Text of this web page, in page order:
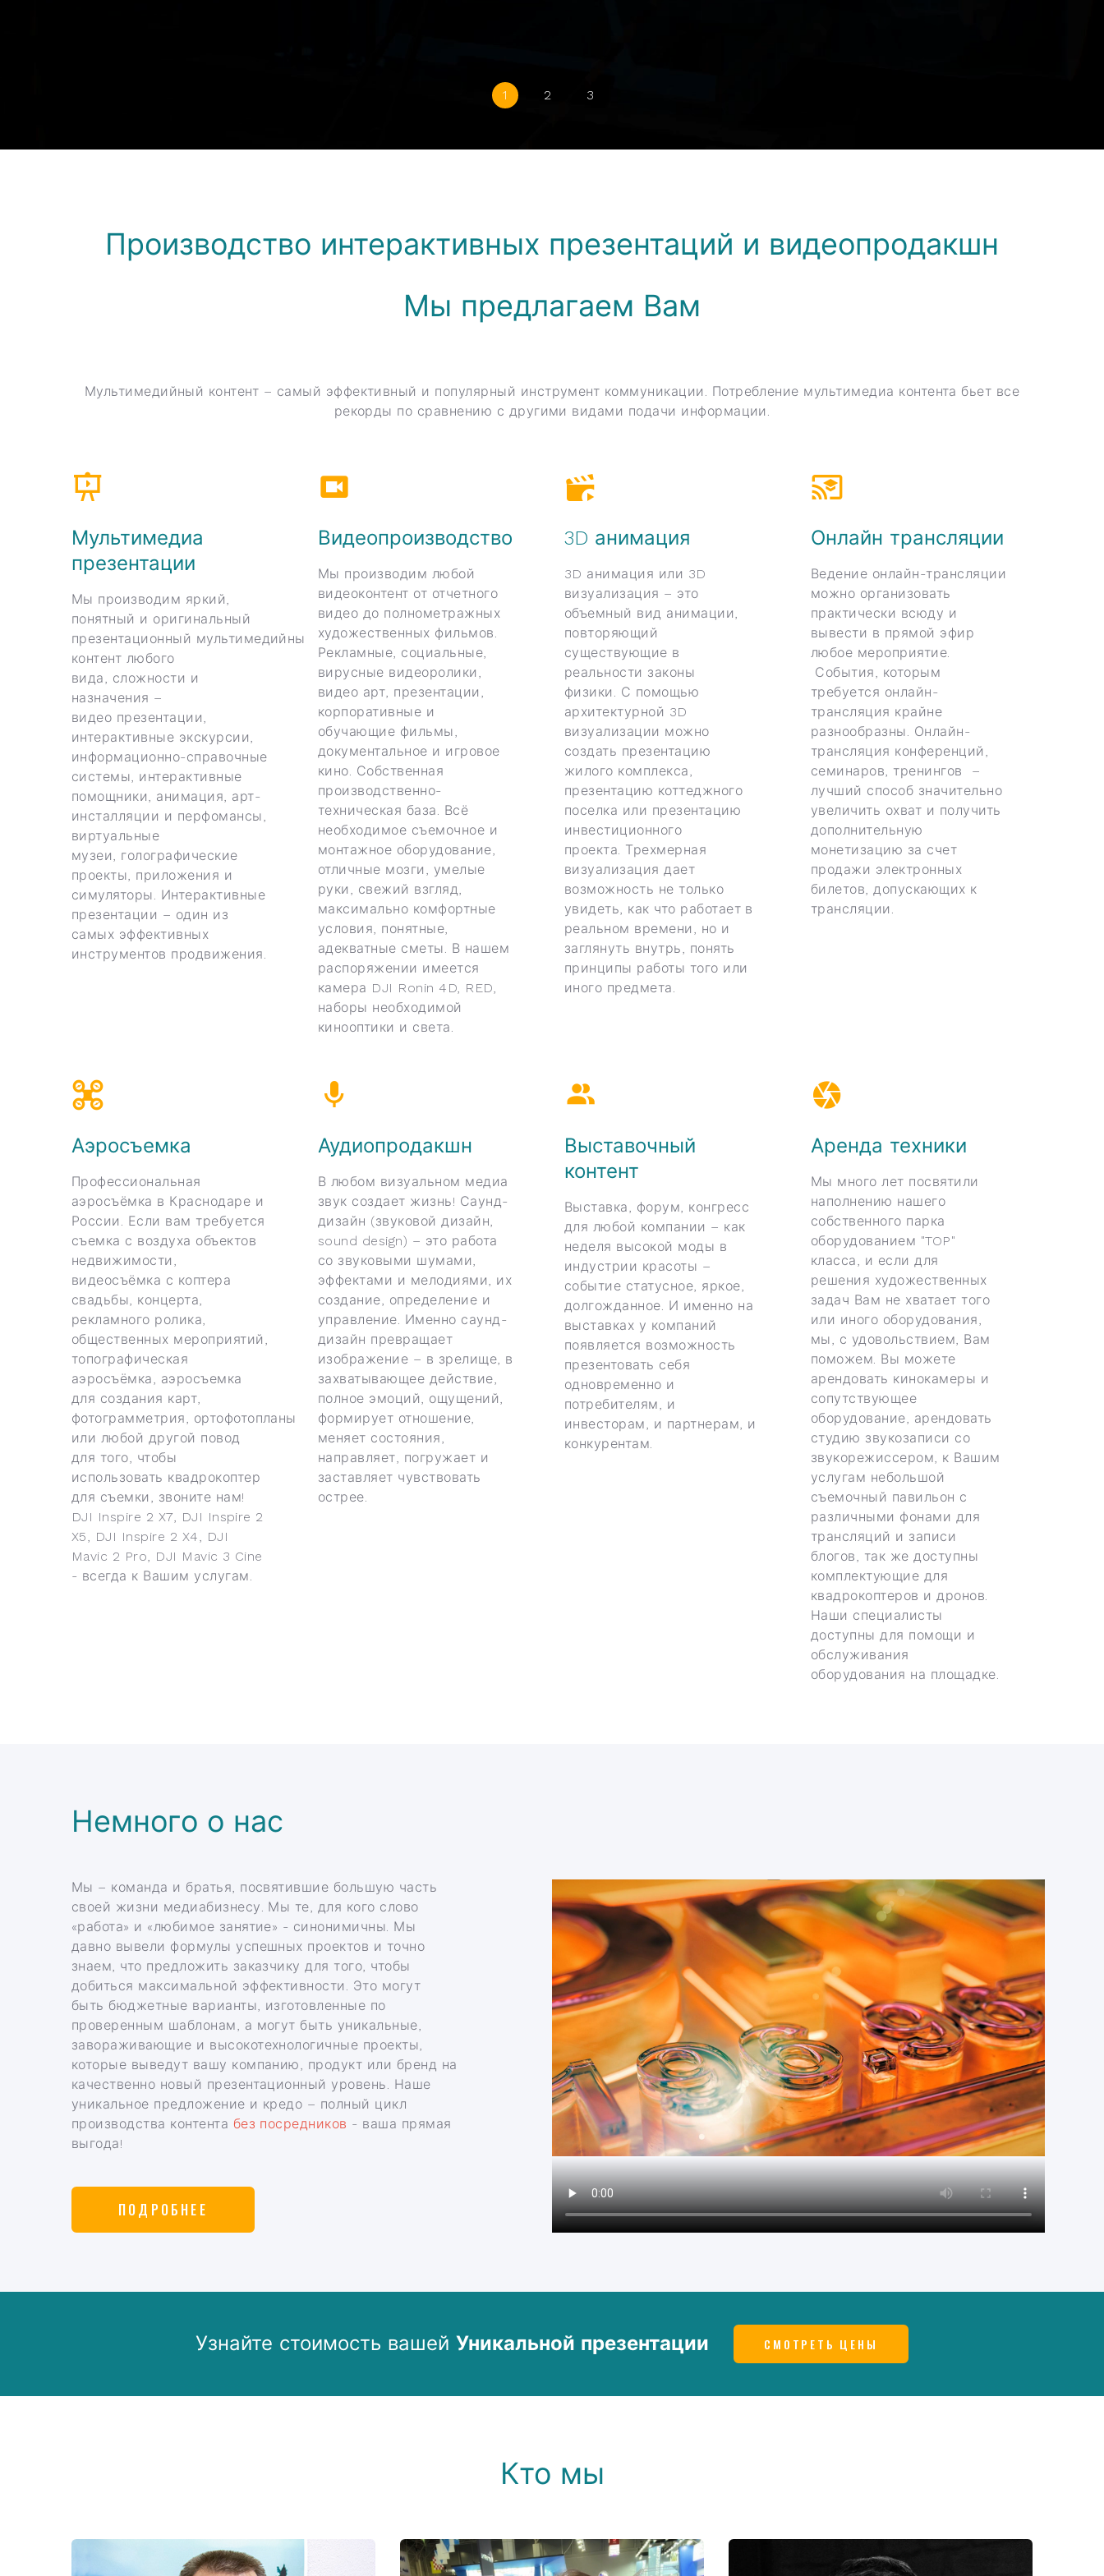
ПРЕЗЕНТАЦИИ
1 2 3
Производство интерактивных презентаций и видеопродакшн
Мы предлагаем Вам
Мультимедийный контент – самый эффективный и популярный инструмент коммуникации. Потребление мультимедиа контента бьет все
рекорды по сравнению с другими видами подачи информации.
Мультимедиа
презентации
Мы производим яркий,
понятный и оригинальный
презентационный мультимедийный
контент любого
вида, сложности и
назначения –
видео презентации,
интерактивные экскурсии,
информационно-справочные
системы, интерактивные
помощники, анимация, арт-
инсталляции и перфомансы,
виртуальные
музеи, голографические
проекты, приложения и
симуляторы. Интерактивные
презентации – один из
самых эффективных
инструментов продвижения.
Видеопроизводство
Мы производим любой
видеоконтент от отчетного
видео до полнометражных
художественных фильмов.
Рекламные, социальные,
вирусные видеоролики,
видео арт, презентации,
корпоративные и
обучающие фильмы,
документальное и игровое
кино. Собственная
производственно-
техническая база. Всё
необходимое съемочное и
монтажное оборудование,
отличные мозги, умелые
руки, свежий взгляд,
максимально комфортные
условия, понятные,
адекватные сметы. В нашем
распоряжении имеется
камера DJI Ronin 4D, RED,
наборы необходимой
кинооптики и света.
3D анимация
3D анимация или 3D
визуализация – это
объемный вид анимации,
повторяющий
существующие в
реальности законы
физики. С помощью
архитектурной 3D
визуализации можно
создать презентацию
жилого комплекса,
презентацию коттеджного
поселка или презентацию
инвестиционного
проекта. Трехмерная
визуализация дает
возможность не только
увидеть, как что работает в
реальном времени, но и
заглянуть внутрь, понять
принципы работы того или
иного предмета.
Онлайн трансляции
Ведение онлайн-трансляции
можно организовать
практически всюду и
вывести в прямой эфир
любое мероприятие.
События, которым
требуется онлайн-
трансляция крайне
разнообразны. Онлайн-
трансляция конференций,
семинаров, тренингов –
лучший способ значительно
увеличить охват и получить
дополнительную
монетизацию за счет
продажи электронных
билетов, допускающих к
трансляции.
Аэросъемка
Профессиональная
аэросъёмка в Краснодаре и
России. Если вам требуется
съемка с воздуха объектов
недвижимости,
видеосъёмка с коптера
свадьбы, концерта,
рекламного ролика,
общественных мероприятий,
топографическая
аэросъёмка, аэросъемка
для создания карт, ​​​​​​
фотограмметрия, ортофотопланы
или любой другой повод
для того, чтобы
использовать квадрокоптер
для съемки, звоните нам!
DJI Inspire 2 X7, DJI Inspire 2
X5, DJI Inspire 2 X4, DJI
Mavic 2 Pro, DJI Mavic 3 Cine
- всегда к Вашим услугам.
Аудиопродакшн
В любом визуальном медиа
звук создает жизнь! Саунд-
дизайн (звуковой дизайн,
sound design) – это работа
со звуковыми шумами,
эффектами и мелодиями, их
создание, определение и
управление. Именно саунд-
дизайн превращает
изображение – в зрелище, в
захватывающее действие,
полное эмоций, ощущений,
формирует отношение,
меняет состояния,
направляет, погружает и
заставляет чувствовать
острее.
Выставочный
контент
Выставка, форум, конгресс
для любой компании – как
неделя высокой моды в
индустрии красоты –
событие статусное, яркое,
долгожданное. И именно на
выставках у компаний
появляется возможность
презентовать себя
одновременно и
потребителям, и
инвесторам, и партнерам, и
конкурентам.
Аренда техники
Мы много лет посвятили
наполнению нашего
собственного парка
оборудованием "TOP"
класса, и если для
решения художественных
задач Вам не хватает того
или иного оборудования,
мы, с удовольствием, Вам
поможем. Вы можете
арендовать кинокамеры и
сопутствующее
оборудование, арендовать
студию звукозаписи со
звукорежиссером, к Вашим
услугам небольшой
съемочный павильон с
различными фонами для
трансляций и записи
блогов, так же доступны
комплектующие для
квадрокоптеров и дронов.
Наши специалисты
доступны для помощи и
обслуживания
оборудования на площадке.
Немного о нас
Мы – команда и братья, посвятившие большую часть
своей жизни медиабизнесу. Мы те, для кого слово
«работа» и «любимое занятие» - синонимичны. Мы
давно вывели формулы успешных проектов и точно
знаем, что предложить заказчику для того, чтобы
добиться максимальной эффективности. Это могут
быть бюджетные варианты, изготовленные по
проверенным шаблонам, а могут быть уникальные,
завораживающие и высокотехнологичные проекты,
которые выведут вашу компанию, продукт или бренд на
качественно новый презентационный уровень. Наше
уникальное предложение и кредо – полный цикл
производства контента без посредников - ваша прямая
выгода!
ПОДРОБНЕЕ
Узнайте стоимость вашейУникальной презентации СМОТРЕТЬ ЦЕНЫ
Кто мы